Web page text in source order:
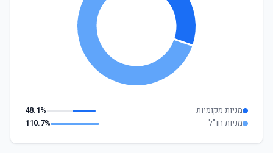
מניות מקומיות
48.1%
מניות חו"ל
110.7%